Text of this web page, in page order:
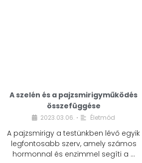
A szelén és a pajzsmirigyműködés
összefüggése
2023.03.06. • Életmód
A pajzsmirigy a testünkben lévő egyik
legfontosabb szerv, amely számos
hormonnal és enzimmel segíti a …